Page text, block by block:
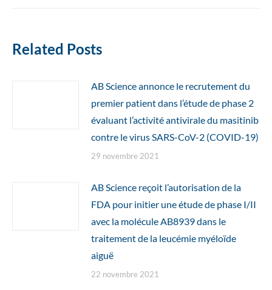
Related Posts
AB Science annonce le recrutement du
premier patient dans l’étude de phase 2
évaluant l’activité antivirale du masitinib
contre le virus SARS-CoV-2 (COVID-19)
29 novembre 2021
AB Science reçoit l’autorisation de la
FDA pour initier une étude de phase I/II
avec la molécule AB8939 dans le
traitement de la leucémie myéloïde
aiguë
22 novembre 2021